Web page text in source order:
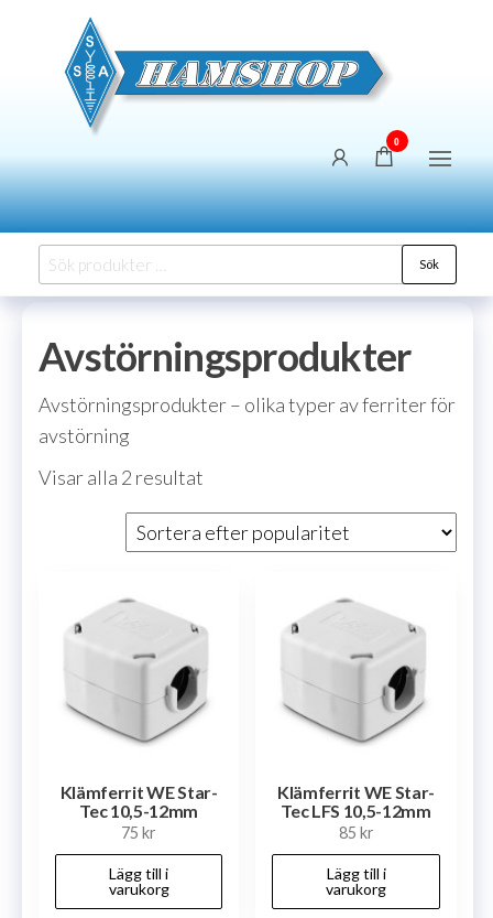
innehållet
0
Sök
efter:
Sök
Avstörningsprodukter
Avstörningsprodukter – olika typer av ferriter för
avstörning
Visar alla 2 resultat
efter
popularitet
Klämferrit WE Star-
Tec 10,5-12mm
75kr
Lägg till i
varukorg
Klämferrit WE Star-
Tec LFS 10,5-12mm
85 kr
Lägg till i
varukorg